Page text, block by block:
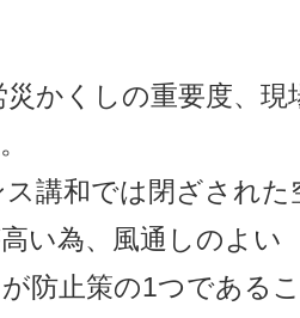
かくしの重要度、
講和では閉ざされ
い為、風通しのよい
防止策の1つである